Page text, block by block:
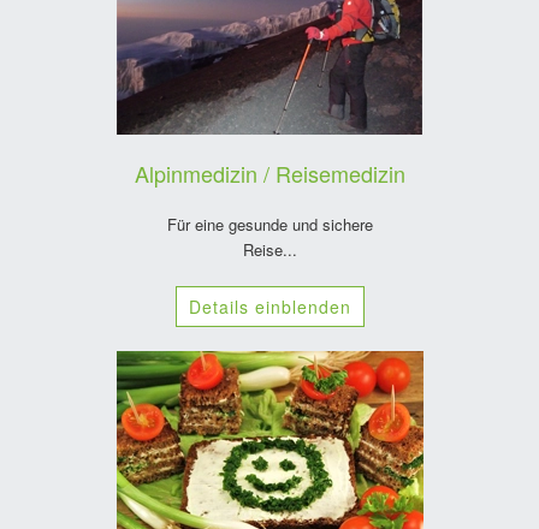
Alpinmedizin / Reisemedizin
Für eine gesunde und sichere
Reise...
Details einblenden